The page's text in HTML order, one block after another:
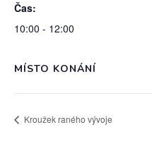
Čas:
10:00 - 12:00
MÍSTO KONÁNÍ
Kroužek raného vývoje